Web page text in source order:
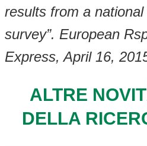
results from a
survey”. European
Express, April 16,
ALTRE
DELLA